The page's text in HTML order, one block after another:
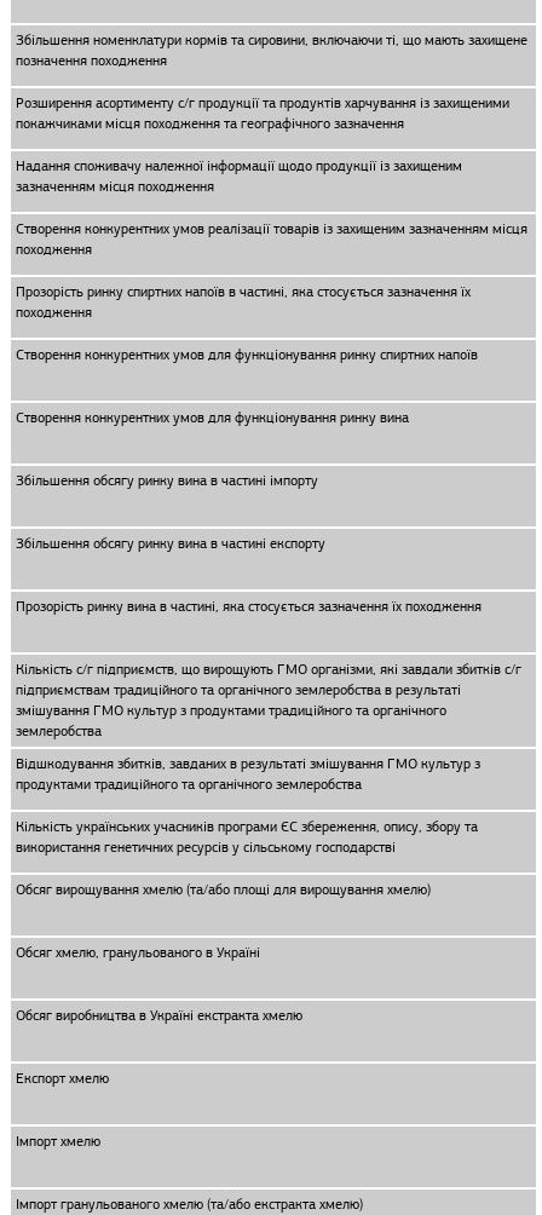
Збільшення номенклатури кормів та сировини, включаючи ті, що мають захищене
позначення походження
Розширення асортименту с/г продукції та продуктів харчування із захищеними
покажчиками місця походження та географічного зазначення
Надання споживачу належної інформації щодо продукції із захищеним
зазначенням місця походження
Створення конкурентних умов реалізації товарів із захищеним зазначенням місця
походження
Прозорість ринку спиртних напоїв в частині, яка стосується зазначення їх
походження
Створення конкурентних умов для функціонування ринку спиртних напоїв
Створення конкурентних умов для функціонування ринку вина
Збільшення обсягу ринку вина в частині імпорту
Збільшення обсягу ринку вина в частині експорту
Прозорість ринку вина в частині, яка стосується зазначення їх походження
Кількість с/г підприємств, що вирощують ГМО організми, які завдали збитків с/г
підприємствам традиційного та органічного землеробства в результаті
змішування ГМО культур з продуктами традиційного та органічного
землеробства
Відшкодування збитків, завданих в результаті змішування ГМО культур з
продуктами традиційного та органічного землеробства
Кількість українських учасників програми ЄС збереження, опису, збору та
використання генетичних ресурсів у сільському господарстві
Обсяг вирощування хмелю (та/або площі для вирощування хмелю)
Обсяг хмелю, гранульованого в Україні
Обсяг виробництва в Україні екстракта хмелю
Експорт хмелю
Імпорт хмелю
Імпорт гранульованого хмелю (та/або екстракта хмелю)